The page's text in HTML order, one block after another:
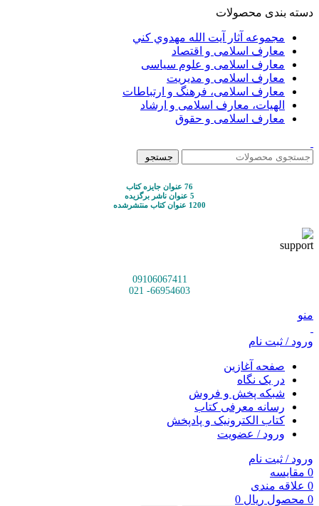
دسته بندی محصولات
مجموعه آثار آيت الله مهدوي كني
معارف اسلامی و اقتصاد
معارف اسلامی و علوم سیاسی
معارف اسلامی و مدیریت
معارف اسلامی، فرهنگ و ارتباطات
الهیات، معارف اسلامی و ارشاد
معارف اسلامی و حقوق
جستجو
76 عنوان جایزه کتاب
5 عنوان ناشر برگزیده
1200 عنوان کتاب منتشرشده
09106067411
66954603- 021
منو
ورود / ثبت نام
صفحه آغازین
در یک نگاه
شبکه پخش و فروش
رسانه معرفی کتاب
کتاب الکترونیک و پادپخش
ورود / عضویت
ورود / ثبت نام
0 مقایسه
0 علاقه مندی
0 محصول ریال